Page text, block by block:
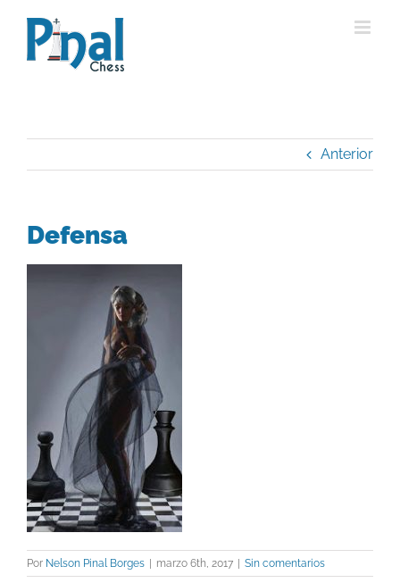
contenido
Anterior
Defensa
Por Nelson Pinal Borges | marzo 6th, 2017 | Sin comentarios